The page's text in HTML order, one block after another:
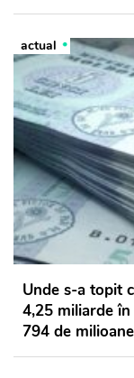
actual
Unde s-a topit
4,25 miliarde
794 de milioane